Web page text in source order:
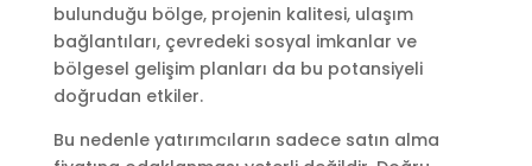
bulunduğu bölge, projenin kalitesi, ulaşım
bağlantıları, çevredeki sosyal imkanlar ve
bölgesel gelişim planları da bu potansiyeli
doğrudan etkiler.
Bu nedenle yatırımcıların sadece satın alma